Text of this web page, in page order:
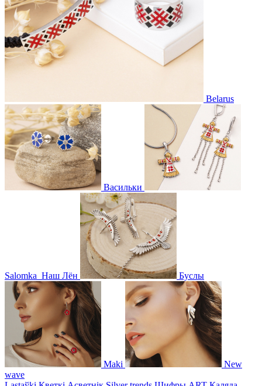
Belarus
Васильки
Salomka Наш Лён Буслы
Maki
New
wave